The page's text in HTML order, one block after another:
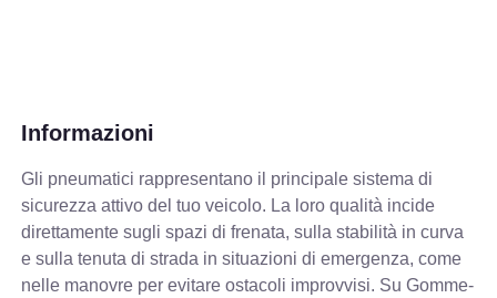
Informazioni
Gli pneumatici rappresentano il principale sistema di
sicurezza attivo del tuo veicolo. La loro qualità incide
direttamente sugli spazi di frenata, sulla stabilità in curva
e sulla tenuta di strada in situazioni di emergenza, come
nelle manovre per evitare ostacoli improvvisi. Su Gomme-